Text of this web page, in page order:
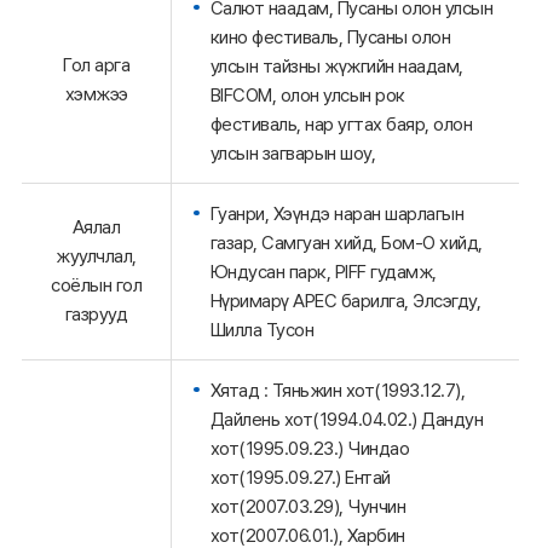
Гол арга
хэмжээ
Салют наадам, Пусаны олон улсын
кино фестиваль, Пусаны олон
улсын тайзны жүжгийн наадам,
BIFCOM, олон улсын рок
фестиваль, нар угтах баяр, олон
улсын загварын шоу,
Аялал
жуулчлал,
соёлын гол
газрууд
Гуанри, Хэүндэ наран шарлагын
газар, Самгуан хийд, Бом-О хийд,
Юндусан парк, PIFF гудамж,
Нүримарү APEC барилга, Элсэгду,
Шилла Тусон
Хятад : Тяньжин хот(1993.12.7),
Дайлень хот(1994.04.02.) Дандун
хот(1995.09.23.) Чиндао
хот(1995.09.27.) Ентай
хот(2007.03.29), Чунчин
хот(2007.06.01.), Харбин